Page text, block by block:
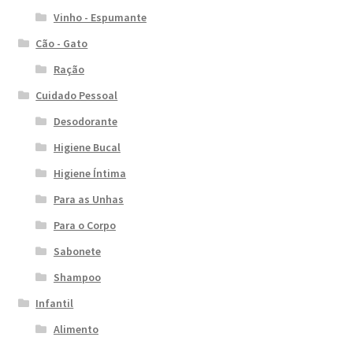
Vinho - Espumante
Cão - Gato
Ração
Cuidado Pessoal
Desodorante
Higiene Bucal
Higiene Íntima
Para as Unhas
Para o Corpo
Sabonete
Shampoo
Infantil
Alimento